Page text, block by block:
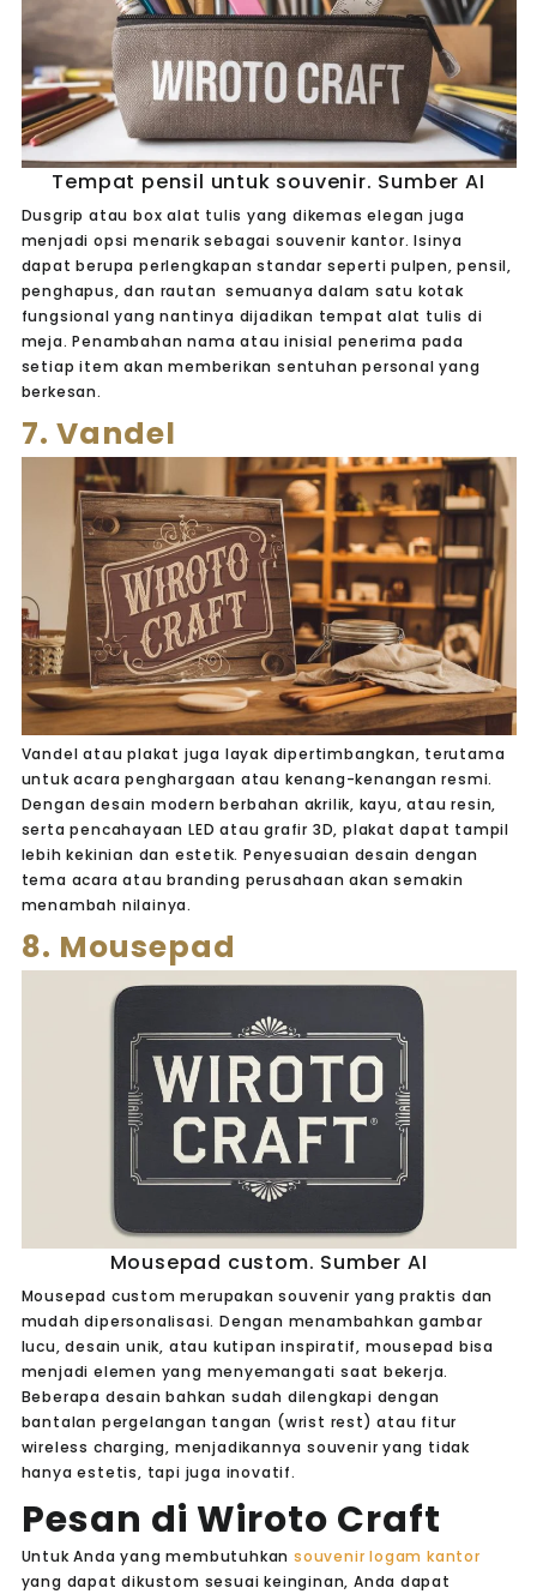
Tempat pensil untuk souvenir. Sumber AI
Dusgrip atau box alat tulis yang dikemas elegan juga
menjadi opsi menarik sebagai souvenir kantor. Isinya
dapat berupa perlengkapan standar seperti pulpen, pensil,
penghapus, dan rautan semuanya dalam satu kotak
fungsional yang nantinya dijadikan tempat alat tulis di
meja. Penambahan nama atau inisial penerima pada
setiap item akan memberikan sentuhan personal yang
berkesan.
7. Vandel
Vandel atau plakat juga layak dipertimbangkan, terutama
untuk acara penghargaan atau kenang-kenangan resmi.
Dengan desain modern berbahan akrilik, kayu, atau resin,
serta pencahayaan LED atau grafir 3D, plakat dapat tampil
lebih kekinian dan estetik. Penyesuaian desain dengan
tema acara atau branding perusahaan akan semakin
menambah nilainya.
8. Mousepad
Mousepad custom. Sumber AI
Mousepad custom merupakan souvenir yang praktis dan
mudah dipersonalisasi. Dengan menambahkan gambar
lucu, desain unik, atau kutipan inspiratif, mousepad bisa
menjadi elemen yang menyemangati saat bekerja.
Beberapa desain bahkan sudah dilengkapi dengan
bantalan pergelangan tangan (wrist rest) atau fitur
wireless charging, menjadikannya souvenir yang tidak
hanya estetis, tapi juga inovatif.
Pesan di Wiroto Craft
Untuk Anda yang membutuhkan souvenir logam kantor
yang dapat dikustom sesuai keinginan, Anda dapat